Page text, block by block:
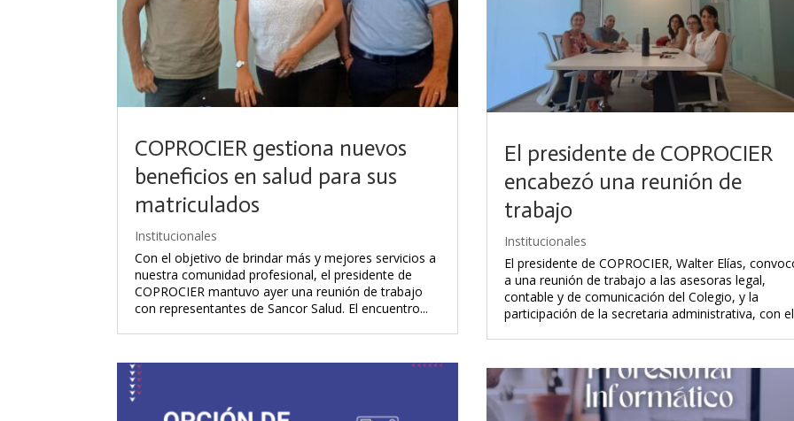
COPROCIER gestiona nuevos
beneficios en salud para sus
matriculados
Institucionales
Con el objetivo de brindar más y mejores servicios a
nuestra comunidad profesional, el presidente de
COPROCIER mantuvo ayer una reunión de trabajo
con representantes de Sancor Salud. El encuentro...
El presidente de COPROCIER
encabezó una reunión de
trabajo
Institucionales
El presidente de COPROCIER, Walter Elías,
a una reunión de trabajo a las asesoras legal,
contable y de comunicación del Colegio, y la
participación de la secretaria administrativa, con